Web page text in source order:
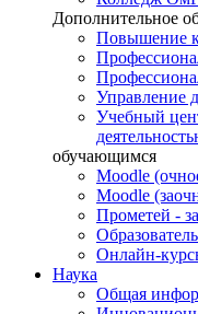
Дополнительное
Повышение
Управление
Учебный
обучающимся
Moodle
Moodle
Прометей -
Онлайн-
Наука
Общая